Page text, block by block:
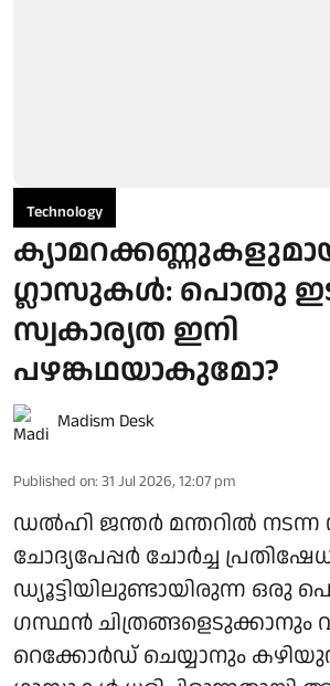
Technology
ഗ്ലാസുകൾ: പൊതു
സ്വകാര്യത ഇനി
പഴങ്കഥയാകുമോ?
Madism Desk
Published on: 31 Jul 2026, 12:07 pm
ഡൽഹി ജന്തർ മന്തറിൽ നടന്ന
ചോദ്യപേപ്പർ ചോർച്ച
ഡ്യൂട്ടിയിലുണ്ടായിരുന്ന ഒരു
ഗസ്ഥൻ ചിത്രങ്ങളെടുക്കാനും
റെക്കോർഡ് ചെയ്യാനും